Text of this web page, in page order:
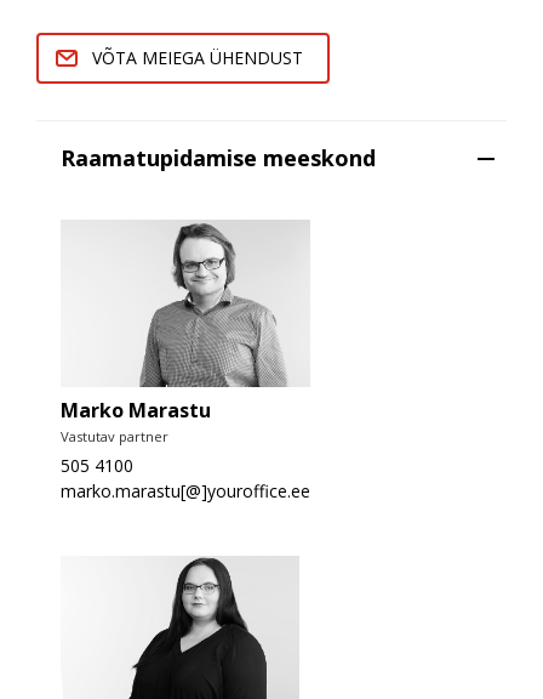
VÕTA MEIEGA ÜHENDUST
Raamatupidamise meeskond
Marko Marastu
Vastutav partner
505 4100
marko.marastu[@]youroffice.ee